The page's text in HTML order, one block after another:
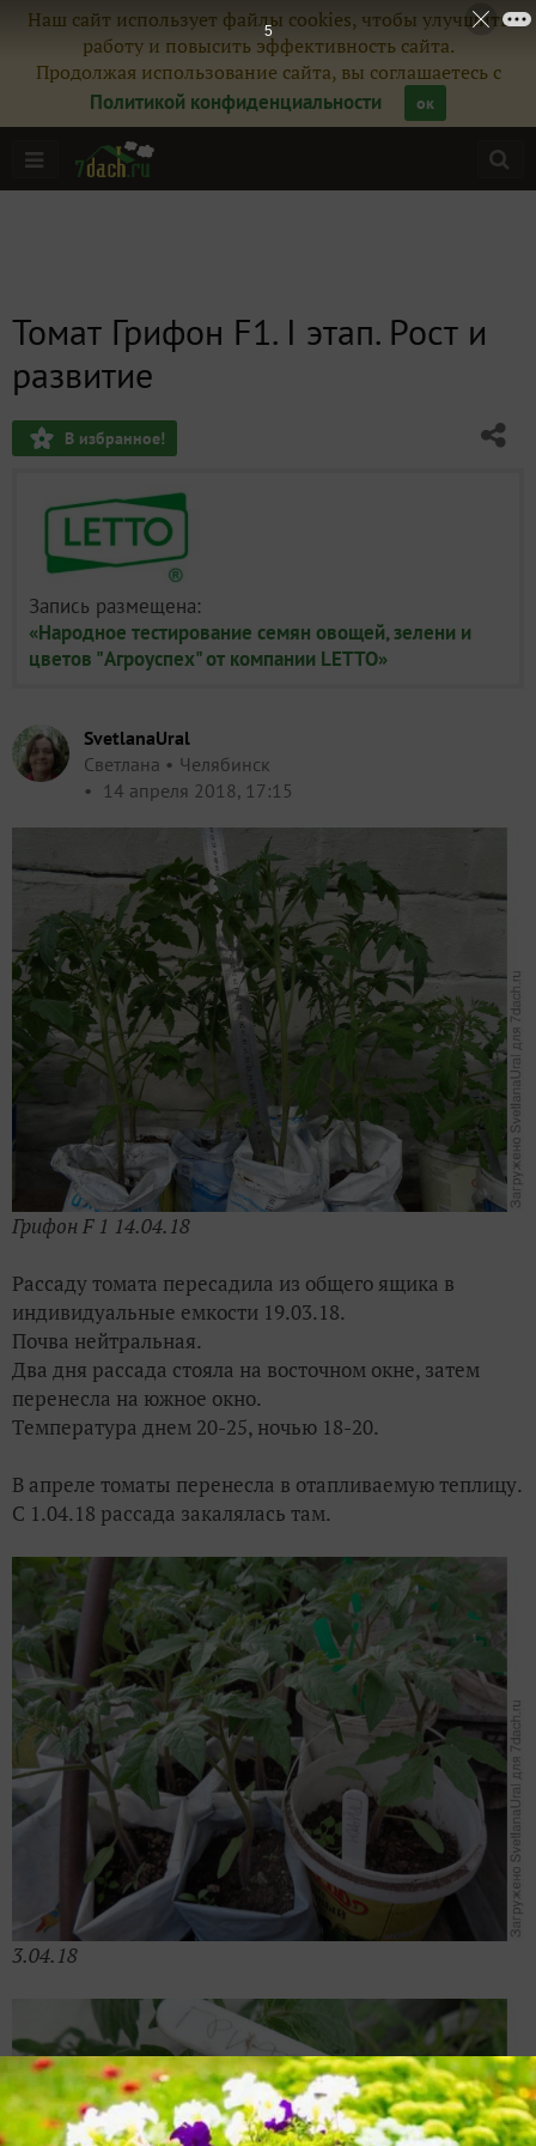
Наш сайт использует файлы cookies, чтобы улучшить
работу и повысить эффективность сайта.
Продолжая использование сайта, вы соглашаетесь с
Политикой конфиденциальности
ок
Томат Грифон F1. I этап. Рост и
развитие
В избранное!
Запись размещена:
«Народное тестирование семян овощей, зелени и
цветов "Агроуспех" от компании LETTO»
SvetlanaUral
Светлана
Челябинск
14 апреля 2018, 17:15
Грифон F 1 14.04.18
Рассаду томата пересадила из общего ящика в
индивидуальные емкости 19.03.18.
Почва нейтральная.
Два дня рассада стояла на восточном окне, затем
перенесла на южное окно.
Температура днем 20-25, ночью 18-20.
В апреле томаты перенесла в отапливаемую теплицу.
С 1.04.18 рассада закалялась там.
3.04.18
4